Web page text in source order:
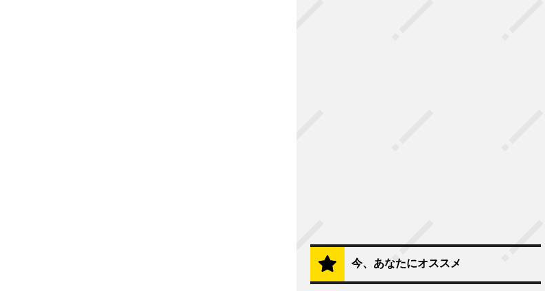
今、あなたにオススメ